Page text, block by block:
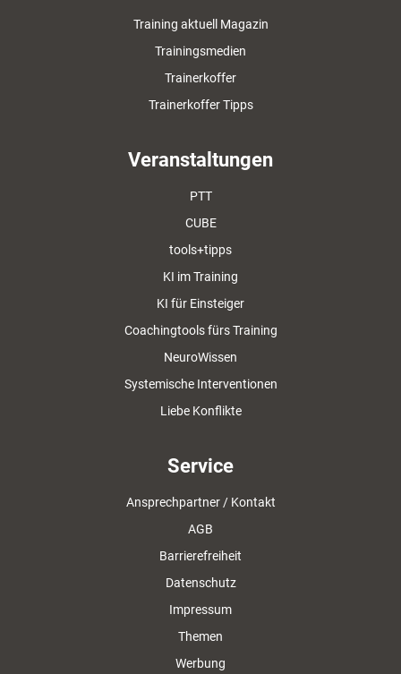
Training aktuell Magazin
Trainingsmedien
Trainerkoffer
Trainerkoffer Tipps
Veranstaltungen
PTT
CUBE
tools+tipps
KI im Training
KI für Einsteiger
Coachingtools fürs Training
NeuroWissen
Systemische Interventionen
Liebe Konflikte
Service
Ansprechpartner / Kontakt
AGB
Barrierefreiheit
Datenschutz
Impressum
Themen
Werbung